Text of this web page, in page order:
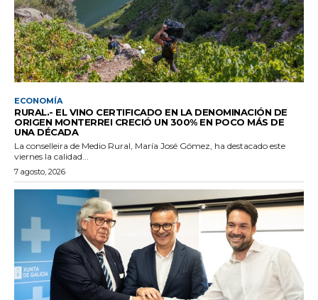
ECONOMÍA
RURAL.- EL VINO CERTIFICADO EN LA DENOMINACIÓN DE
ORIGEN MONTERREI CRECIÓ UN 300% EN POCO MÁS DE
UNA DÉCADA
La conselleira de Medio Rural, María José Gómez, ha destacado este
viernes la calidad...
7 agosto, 2026